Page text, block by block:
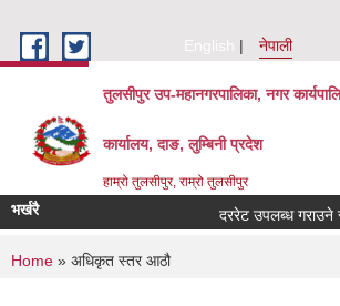
English
नेपाली
तुलसीपुर उप-महानगरपालिका, नगर
कार्यालय, दाङ, लुम्बिनी प्रदेश
हाम्रो तुलसीपुर, राम्रो तुलसीपुर
भर्खरै दररेट उपलब्ध गराउने
You are here
Home » अधिकृत स्तर आठौ